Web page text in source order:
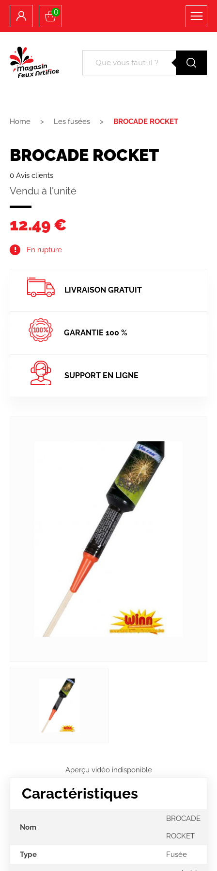
0
Home Les fusées BROCADE ROCKET
BROCADE ROCKET
0 Avis clients
Vendu à l'unité
12.49 €
En rupture
LIVRAISON GRATUIT
GARANTIE 100 %
SUPPORT EN LIGNE
Aperçu vidéo indisponible
Caractéristiques
Nom
BROCADE
ROCKET
Type Fusée